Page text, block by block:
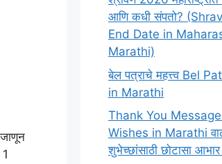
जाणून
आणि कधी संपतो?
End Date in
Marathi)
बेल पत्राचे महत्त्व Bel
in Marathi
Thank You
Wishes in Marathi
शुभेच्छांसाठी छोटासा